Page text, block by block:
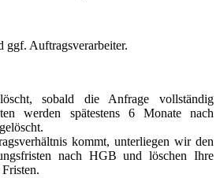
ggf. Auftragsverarbeiter.
sobald die Anfrage vollständig
werden spätestens 6 Monate nach
kommt, unterliegen wir den
nach HGB und löschen Ihre